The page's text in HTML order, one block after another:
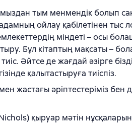
тым менмендік болып
ойлау қабілетінен тыс
міндеті – осы
Бұл кітаптың мақсаты –
Әйтсе де жағдай әзірге
қалытастыруға тиіспіз.
мен жастағы әріптестеріміз
қыруар мәтін